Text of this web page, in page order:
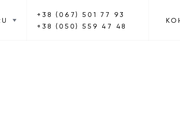
+38 (067) 501 77 93
+38 (050) 559 47 48